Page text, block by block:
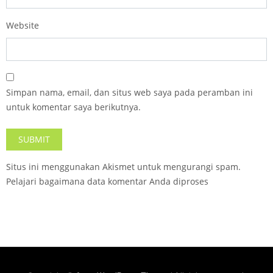
Website
Simpan nama, email, dan situs web saya pada peramban ini
untuk komentar saya berikutnya.
Situs ini menggunakan Akismet untuk mengurangi spam.
Pelajari bagaimana data komentar Anda diproses